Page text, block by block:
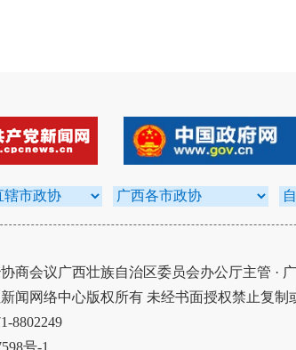
商会议广西壮族自治区委员会办公厅主管 ·
闻网络中心版权所有 未经书面授权禁止复制
8802249
号-1